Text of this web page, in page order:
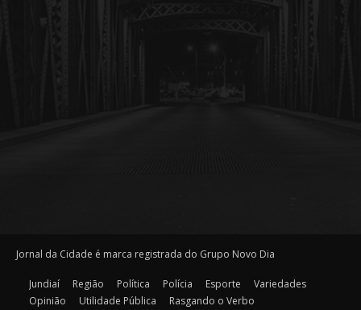
Jornal da Cidade é marca registrada do Grupo Novo Dia
Jundiaí Região Política Polícia Esporte
Variedades
Opinião
Utilidade Pública Rasgando o Verbo